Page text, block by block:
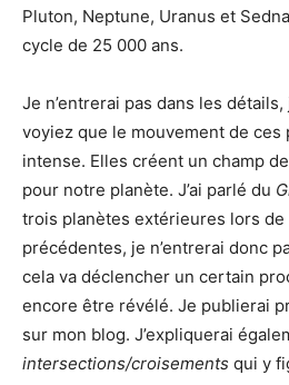
Pluton, Neptune, Uranus et
cycle de 25 000 ans.
Je n’entrerai pas dans les
voyiez que le mouvement de ces
intense. Elles créent un champ
pour notre planète. J’ai parlé du
trois planètes extérieures lors
précédentes, je n’entrerai donc
cela va déclencher un certain
encore être révélé. Je publierai
sur mon blog. J’expliquerai
intersections/croisements qui y